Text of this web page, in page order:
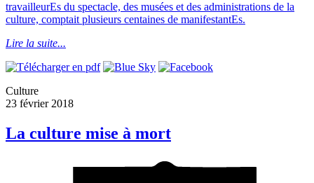
travailleurEs du spectacle, des musées et des administrations de la
culture, comptait plusieurs centaines de manifestantEs.
Lire la suite...
Culture
23 février 2018
La culture mise à mort